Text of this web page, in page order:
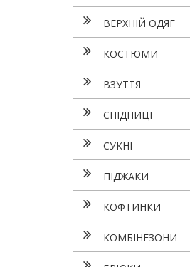
ВЕРХНІЙ ОДЯГ
КОСТЮМИ
ВЗУТТЯ
СПІДНИЦІ
СУКНI
ПІДЖАКИ
КОФТИНКИ
КОМБІНЕЗОНИ